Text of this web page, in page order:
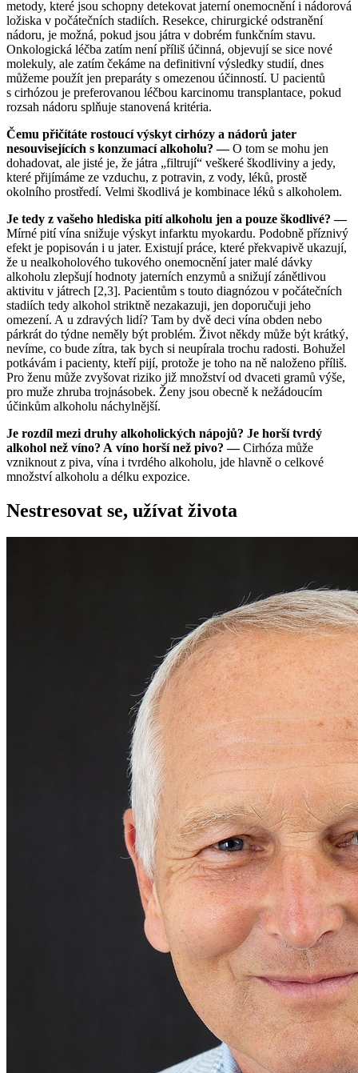
metody, které jsou schopny detekovat jaterní onemocnění i nádorová
ložiska v počátečních stadiích. Resekce, chirurgické odstranění
nádoru, je možná, pokud jsou játra v dobrém funkčním stavu.
Onkologická léčba zatím není příliš účinná, objevují se sice nové
molekuly, ale zatím čekáme na definitivní výsledky studií, dnes
můžeme použít jen preparáty s omezenou účinností. U pacientů
s cirhózou je preferovanou léčbou karcinomu transplantace, pokud
rozsah nádoru splňuje stanovená kritéria.
Čemu přičítáte rostoucí výskyt cirhózy a nádorů jater
nesouvisejících s konzumací alkoholu? —O tom se mohu jen
dohadovat, ale jisté je, že játra „filtrují“ veškeré škodliviny a jedy,
které přijímáme ze vzduchu, z potravin, z vody, léků, prostě
okolního prostředí. Velmi škodlivá je kombinace léků s alkoholem.
Je tedy z vašeho hlediska pití alkoholu jen a pouze škodlivé? —
Mírné pití vína snižuje výskyt infarktu myokardu. Podobně příznivý
efekt je popisován i u jater. Existují práce, které překvapivě ukazují,
že u nealkoholového tukového onemocnění jater malé dávky
alkoholu zlepšují hodnoty jaterních enzymů a snižují zánětlivou
aktivitu v játrech [2,3]. Pacientům s touto diagnózou v počátečních
stadiích tedy alkohol striktně nezakazuji, jen doporučuji jeho
omezení. A u zdravých lidí? Tam by dvě deci vína obden nebo
párkrát do týdne neměly být problém. Život někdy může být krátký,
nevíme, co bude zítra, tak bych si neupírala trochu radosti. Bohužel
potkávám i pacienty, kteří pijí, protože je toho na ně naloženo příliš.
Pro ženu může zvyšovat riziko již množství od dvaceti gramů výše,
pro muže zhruba trojnásobek. Ženy jsou obecně k nežádoucím
účinkům alkoholu náchylnější.
Je rozdíl mezi druhy alkoholických nápojů? Je horší tvrdý
alkohol než víno? A víno horší než pivo? —Cirhóza může
vzniknout z piva, vína i tvrdého alkoholu, jde hlavně o celkové
množství alkoholu a délku expozice.
Nestresovat se, užívat života